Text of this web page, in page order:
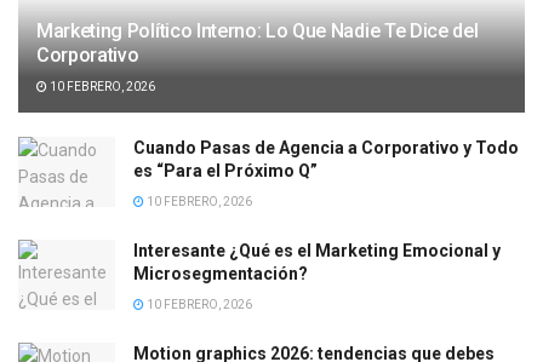
Marketing Político Interno: Lo Que Nadie Te Dice del
Corporativo
10 FEBRERO, 2026
Cuando Pasas de Agencia a Corporativo y Todo
es “Para el Próximo Q”
10 FEBRERO, 2026
Interesante ¿Qué es el Marketing Emocional y
Microsegmentación?
10 FEBRERO, 2026
Motion graphics 2026: tendencias que debes